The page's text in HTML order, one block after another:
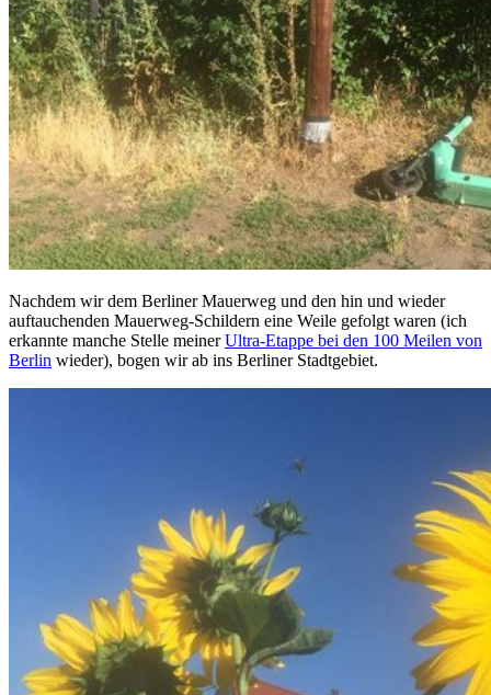
Nachdem wir dem Berliner Mauerweg und den hin und wieder
auftauchenden Mauerweg-Schildern eine Weile gefolgt waren (ich
erkannte manche Stelle meinerUltra-Etappe bei den 100 Meilen von
Berlin wieder), bogen wir ab ins Berliner Stadtgebiet.